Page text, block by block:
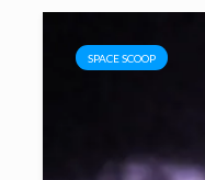
SPACE SCOOP